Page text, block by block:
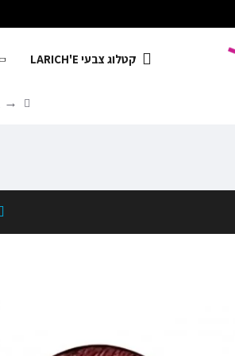
קטלוג צבעי LARICH'E